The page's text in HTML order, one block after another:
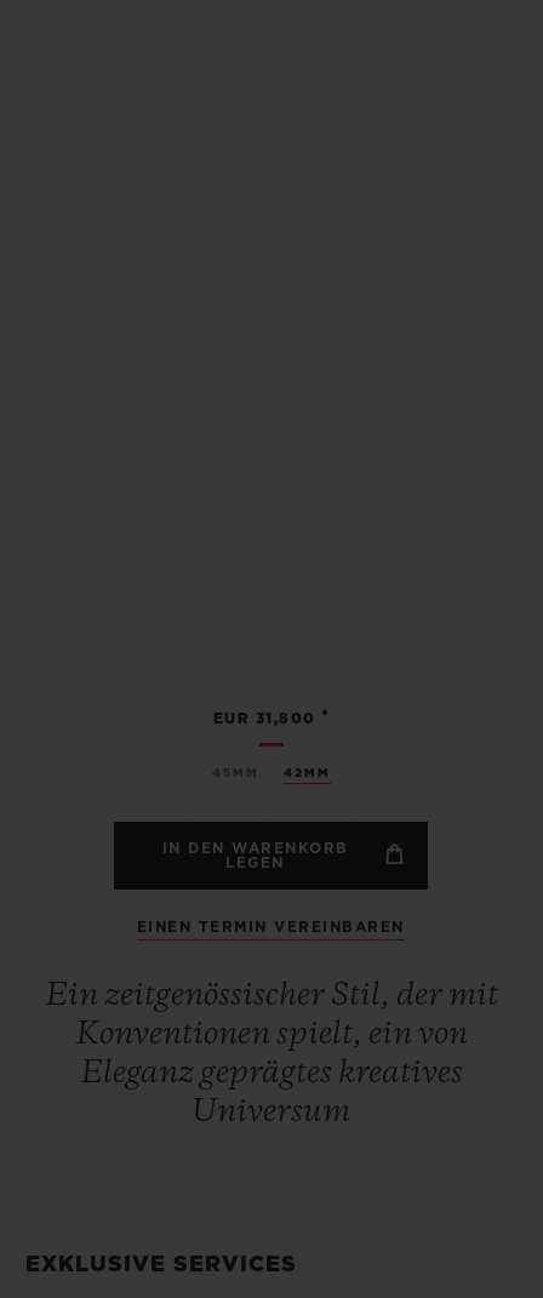
45MM 42MM
EUR 31,800 •
IN DEN WARENKORB
LEGEN
EINEN TERMIN VEREINBAREN
Ein zeitgenössischer Stil, der mit
Konventionen spielt, ein von
Eleganz geprägtes kreatives
Universum
EXKLUSIVE SERVICES